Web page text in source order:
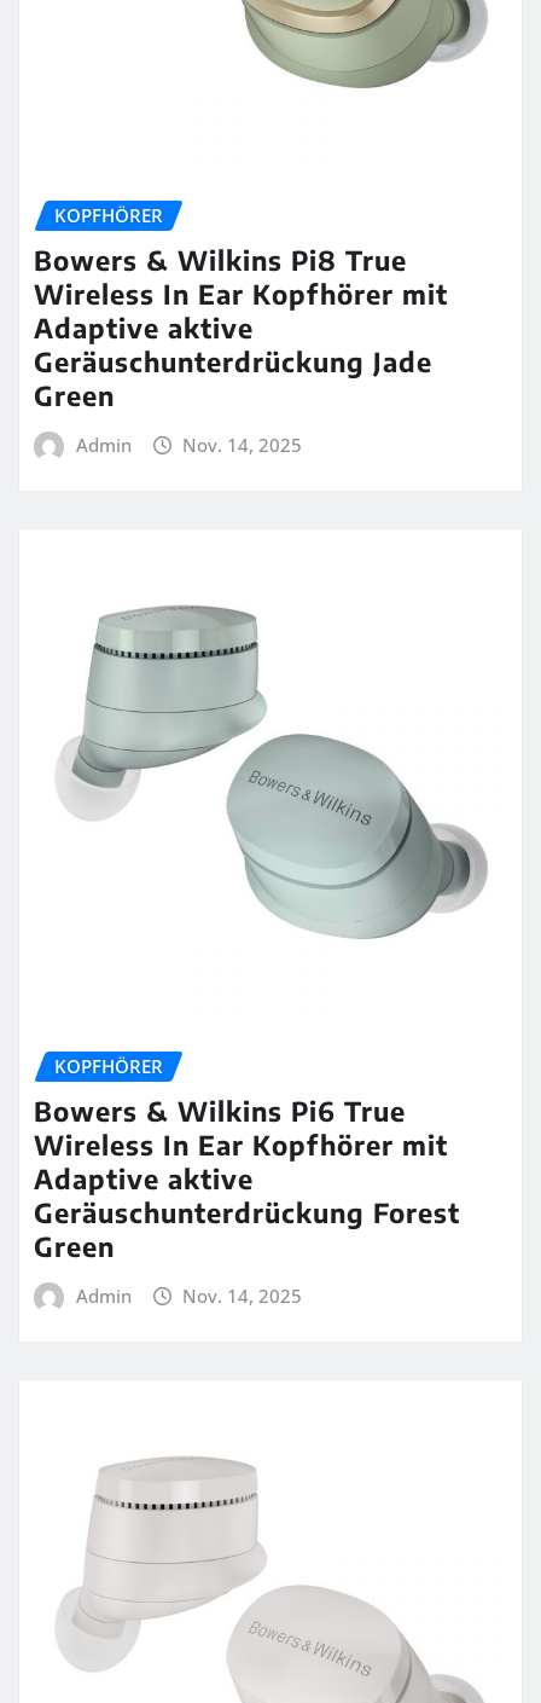
KOPFHÖRER
Bowers & Wilkins Pi8 True
Wireless In Ear Kopfhörer mit
Adaptive aktive
Geräuschunterdrückung Jade
Green
Admin Nov. 14, 2025
KOPFHÖRER
Bowers & Wilkins Pi6 True
Wireless In Ear Kopfhörer mit
Adaptive aktive
Geräuschunterdrückung Forest
Green
Admin Nov. 14, 2025